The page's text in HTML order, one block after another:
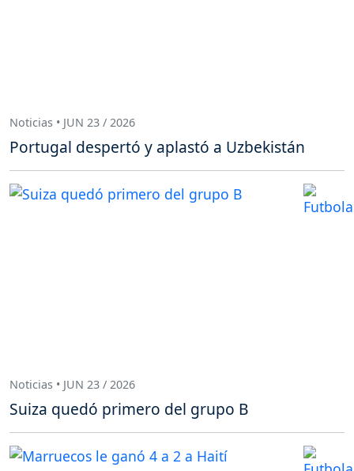
Noticias • JUN 23 / 2026
Portugal despertó y aplastó a Uzbekistán
Noticias • JUN 23 / 2026
Suiza quedó primero del grupo B